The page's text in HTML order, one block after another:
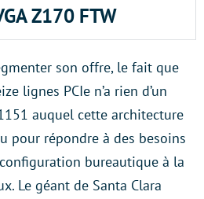
Z170 FTW
son offre, le fait que
lignes PCIe n’a rien d’un
auquel cette architecture
pour répondre à des besoins
bureautique à la
Le géant de Santa Clara